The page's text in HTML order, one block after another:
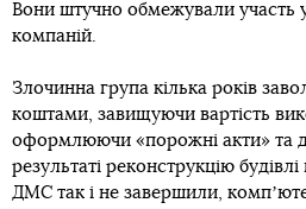
Вони штучно обмежували участь
компаній.
Злочинна група кілька років
коштами, завищуючи вартість
оформлюючи «порожні акти» та
результаті реконструкцію
ДМС так і не завершили,